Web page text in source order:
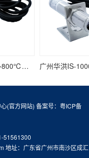
广州华洪IS-800V（0~800℃）电压输出精准型固定安装非接触式在线式工业红外测温仪
(官方网站) 备案号： 粤ICP备
51561300
地址：广东省广州市南沙区成汇